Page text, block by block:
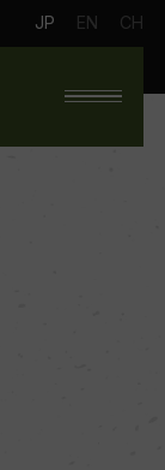
JP EN CH